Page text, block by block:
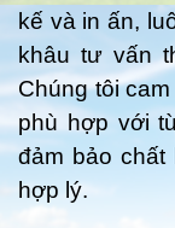
kế và in ấn,
khâu tư vấn
Chúng tôi
phù hợp với
đảm bảo
hợp lý.